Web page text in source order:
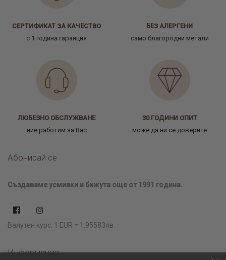
СЕРТИФИКАТ ЗА КАЧЕСТВО
с 1 година гаранция
БЕЗ АЛЕРГЕНИ
само благородни метали
ЛЮБЕЗНО ОБСЛУЖВАНЕ
ние работим за Вас
30 ГОДИНИ ОПИТ
може да ни се доверите
Абонирай се
Създаваме усмивки и бижута още от 1991 година.
Валутен курс: 1 EUR = 1.95583лв.
Информация